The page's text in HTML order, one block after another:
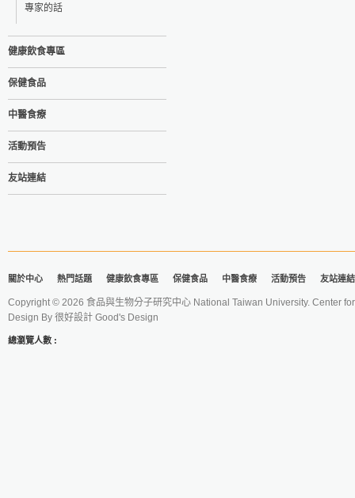
專家的話
健康飲食專區
保健食品
中醫食療
活動預告
友站連結
關於中心 熱門話題 健康飲食專區 保健食品 中醫食療 活動預告 友站連結
Copyright © 2026 食品與生物分子研究中心 National Taiwan University. Center
Design By 很好設計 Good's Design
總瀏覽人數 :